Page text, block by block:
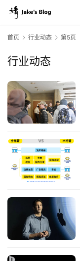
首页 行业动态 第5页
行业动态